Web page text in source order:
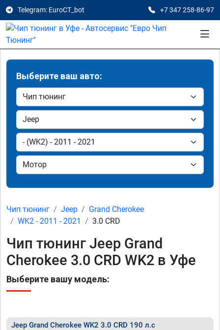
Telegram: EuroCT_bot +7 347 258-86-97
Выберите ваш авто:
Чип тюнинг Jeep
Grand Cherokee
WK2 - 2011 - 2021
3.0 CRD
Чип тюнинг Jeep Grand
Cherokee 3.0 CRD WK2 в Уфе
Выберите вашу модель:
Jeep Grand Cherokee WK2 3.0 CRD 190 л.с